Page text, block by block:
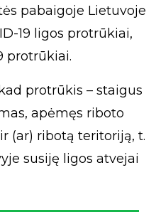
pabaigoje Lietuvoje
19 ligos protrūkiai,
protrūkiai.
protrūkis – staigus
apėmęs riboto
(ar) ribotą teritoriją, t.
susiję ligos atvejai